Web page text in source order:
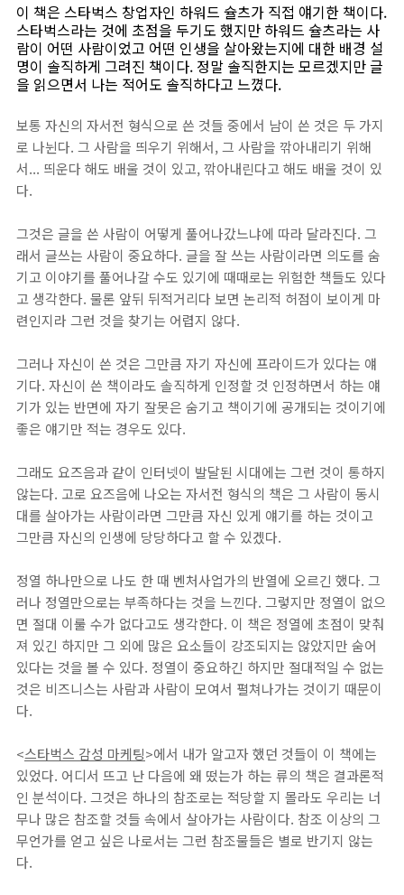
이 책은 스타벅스 창업자인 하워드 슐츠가 직접 얘기한 책이다.
스타벅스라는 것에 초점을 두기도 했지만 하워드 슐츠라는 사
람이 어떤 사람이었고 어떤 인생을 살아왔는지에 대한 배경 설
명이 솔직하게 그려진 책이다. 정말 솔직한지는 모르겠지만 글
을 읽으면서 나는 적어도 솔직하다고 느꼈다.
보통 자신의 자서전 형식으로 쓴 것들 중에서 남이 쓴 것은 두 가지
로 나뉜다. 그 사람을 띄우기 위해서, 그 사람을 깎아내리기 위해
서... 띄운다 해도 배울 것이 있고, 깎아내린다고 해도 배울 것이 있
다.
그것은 글을 쓴 사람이 어떻게 풀어나갔느냐에 따라 달라진다. 그
래서 글쓰는 사람이 중요하다. 글을 잘 쓰는 사람이라면 의도를 숨
기고 이야기를 풀어나갈 수도 있기에 때때로는 위험한 책들도 있다
고 생각한다. 물론 앞뒤 뒤적거리다 보면 논리적 허점이 보이게 마
련인지라 그런 것을 찾기는 어렵지 않다.
그러나 자신이 쓴 것은 그만큼 자기 자신에 프라이드가 있다는 얘
기다. 자신이 쓴 책이라도 솔직하게 인정할 것 인정하면서 하는 얘
기가 있는 반면에 자기 잘못은 숨기고 책이기에 공개되는 것이기에
좋은 얘기만 적는 경우도 있다.
그래도 요즈음과 같이 인터넷이 발달된 시대에는 그런 것이 통하지
않는다. 고로 요즈음에 나오는 자서전 형식의 책은 그 사람이 동시
대를 살아가는 사람이라면 그만큼 자신 있게 얘기를 하는 것이고
그만큼 자신의 인생에 당당하다고 할 수 있겠다.
정열 하나만으로 나도 한 때 벤처사업가의 반열에 오르긴 했다. 그
러나 정열만으로는 부족하다는 것을 느낀다. 그렇지만 정열이 없으
면 절대 이룰 수가 없다고도 생각한다. 이 책은 정열에 초점이 맞춰
져 있긴 하지만 그 외에 많은 요소들이 강조되지는 않았지만 숨어
있다는 것을 볼 수 있다. 정열이 중요하긴 하지만 절대적일 수 없는
것은 비즈니스는 사람과 사람이 모여서 펼쳐나가는 것이기 때문이
다.
<스타벅스 감성 마케팅>에서 내가 알고자 했던 것들이 이 책에는
있었다. 어디서 뜨고 난 다음에 왜 떴는가 하는 류의 책은 결과론적
인 분석이다. 그것은 하나의 참조로는 적당할 지 몰라도 우리는 너
무나 많은 참조할 것들 속에서 살아가는 사람이다. 참조 이상의 그
무언가를 얻고 싶은 나로서는 그런 참조물들은 별로 반기지 않는
다.